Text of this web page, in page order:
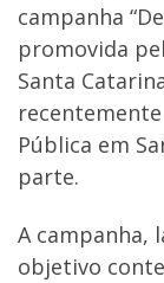
campanha
promovida
Santa
Pública em
parte.
A campanha,
objetivo